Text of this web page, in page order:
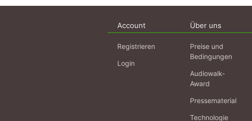
Account
Registrieren
Login
Über uns
Preise und
Bedingungen
Audiowalk-
Award
Pressematerial
Technologie